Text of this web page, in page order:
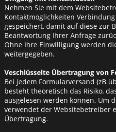
Nehmen Sie mit dem
Kontaktmöglichkeiten
gespeichert, damit auf diese zur
Beantwortung Ihrer Anfrage
Ohne Ihre Einwilligung werden
weitergegeben.
Veschlüsselte Übertragung von
Bei jedem Formularversand (zB
besteht theoretisch das Risiko,
ausgelesen werden können. Um
verwendet der Websitebetreiber
Übertragung.